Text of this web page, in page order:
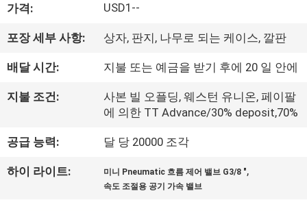
리
에
대
하
공
가격: USD1--
포장 세부 사항: 상자, 판지, 나무로 되는 케이스, 깔판
배달 시간: 지불 또는 예금을 받기 후에 20 일 안에
지불 조건:
사본 빌 오플딩, 웨스턴 유니온, 페이팔
에 의한 TT Advance/30% deposit,70%
공급 능력: 달 당 20000 조각
하이 라이트: 미니 Pneumatic 흐름 제어 밸브 G3/8 ",
속도 조절용 공기 가속 밸브